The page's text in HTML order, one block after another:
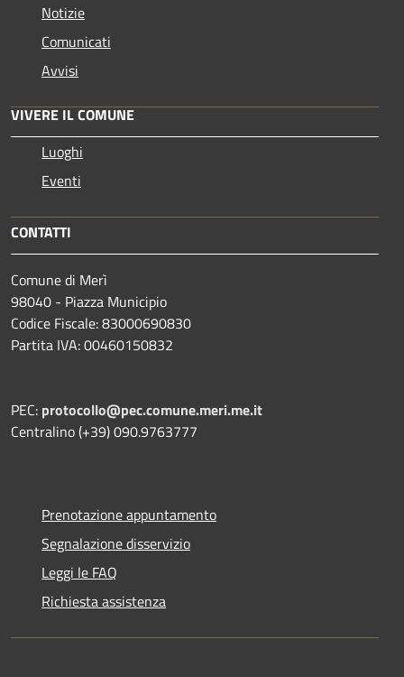
Notizie
Comunicati
Avvisi
VIVERE IL COMUNE
Luoghi
Eventi
CONTATTI
Comune di Merì
98040 - Piazza Municipio
Codice Fiscale: 83000690830
Partita IVA: 00460150832
PEC: protocollo@pec.comune.meri.me.it
Centralino (+39) 090.9763777
Prenotazione appuntamento
Segnalazione disservizio
Leggi le FAQ
Richiesta assistenza